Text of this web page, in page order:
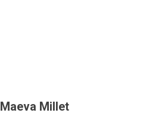
Maeva Millet